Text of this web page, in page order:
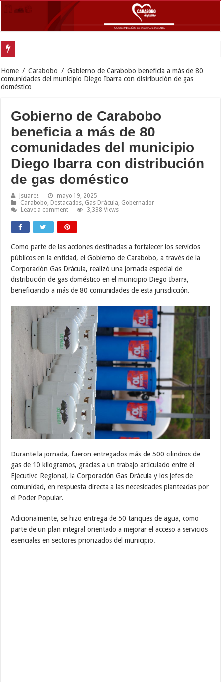
Home / Carabobo / Gobierno de Carabobo beneficia a más de 80
comunidades del municipio Diego Ibarra con distribución de gas
doméstico
Gobierno de Carabobo
beneficia a más de 80
comunidades del municipio
Diego Ibarra con distribución
de gas doméstico
Jsuarez
mayo 19, 2025
Carabobo Destacados Gas Drácula Gobernador
Leave a comment
3,338 Views
Como parte de las acciones destinadas a fortalecer los servicios
públicos en la entidad, el Gobierno de Carabobo, a través de la
Corporación Gas Drácula, realizó una jornada especial de
distribución de gas doméstico en el municipio Diego Ibarra,
beneficiando a más de 80 comunidades de esta jurisdicción.
Durante la jornada, fueron entregados más de 500 cilindros de
gas de 10 kilogramos, gracias a un trabajo articulado entre el
Ejecutivo Regional, la Corporación Gas Drácula y los jefes de
comunidad, en respuesta directa a las necesidades planteadas por
el Poder Popular.
Adicionalmente, se hizo entrega de 50 tanques de agua, como
parte de un plan integral orientado a mejorar el acceso a servicios
esenciales en sectores priorizados del municipio.